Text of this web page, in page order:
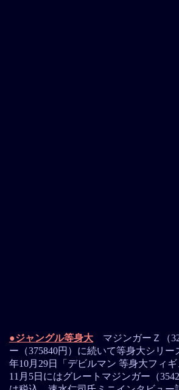
●ジャングル等身大 マジンガーＺ（
ー（375840円）に続いて等身大シリー
年10月29日「デビルマン 等身大フィ
11月5日にはグレートマジンガー（